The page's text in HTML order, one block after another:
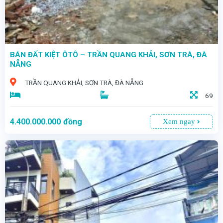
BÁN ĐẤT KIỆT ÔTÔ – TRẦN QUANG KHẢI, SƠN TRÀ, ĐÀ
NẴNG
TRẦN QUANG KHẢI, SƠN TRÀ, ĐÀ NẴNG
69
4.400.000.000 đồng Xem ngay